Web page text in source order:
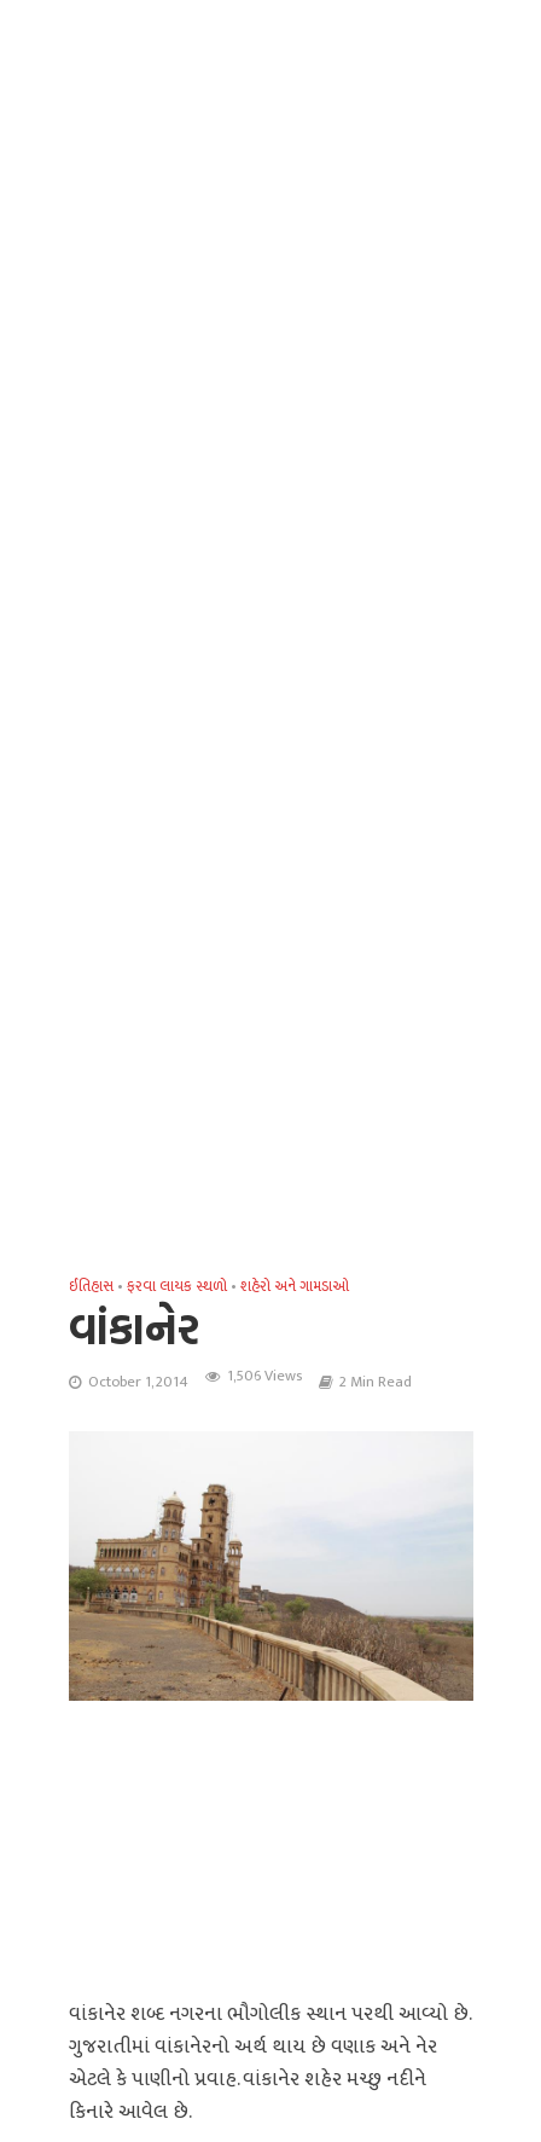
ઈતિહાસ •ફરવા લાયક સ્થળો •શહેરો અને ગામડાઓ
વાંકાનેર
October 1, 2014 1,506 Views 2 Min Read
વાંકાનેર શબ્દ નગરના ભૌગોલીક સ્થાન પરથી આવ્યો છે.
ગુજરાતીમાં વાંકાનેરનો અર્થ થાય છે વણાક અને નેર
એટલે કે પાણીનો પ્રવાહ. વાંકાનેર શહેર મચ્છુ નદીને
કિનારે આવેલ છે.